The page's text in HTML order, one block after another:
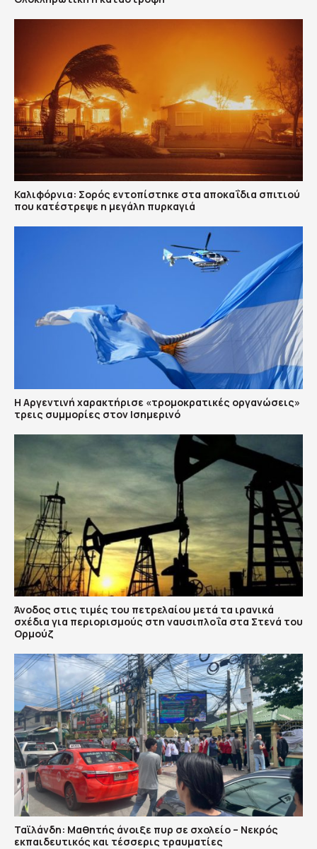
Καλιφόρνια: Σορός εντοπίστηκε στα αποκαΐδια σπιτιού
που κατέστρεψε η μεγάλη πυρκαγιά
Η Αργεντινή χαρακτήρισε «τρομοκρατικές οργανώσεις»
τρεις συμμορίες στον Ισημερινό
Άνοδος στις τιμές του πετρελαίου μετά τα ιρανικά
σχέδια για περιορισμούς στη ναυσιπλοΐα στα Στενά του
Ορμούζ
Ταϊλάνδη: Μαθητής άνοιξε πυρ σε σχολείο – Νεκρός
εκπαιδευτικός και τέσσερις τραυματίες